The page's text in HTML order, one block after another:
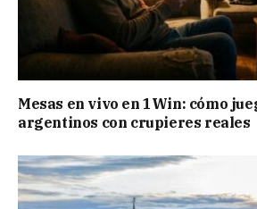
Mesas en vivo en 1Win: cómo
argentinos con crupieres reales